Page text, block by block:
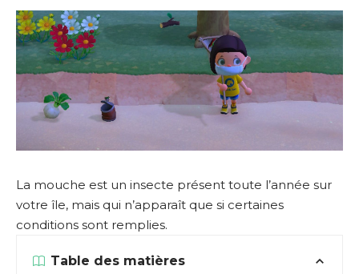
La mouche est un insecte présent toute l’année sur
votre île, mais qui n’apparaît que si certaines
conditions sont remplies.
Table des matières